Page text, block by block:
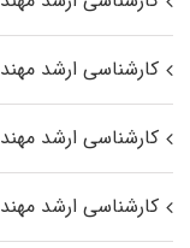
کارشناسی ارشد
کارشناسی ارشد
کارشناسی ارشد